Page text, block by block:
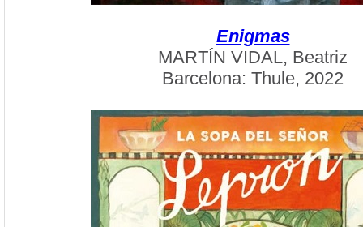
Enigmas
MARTÍN VIDAL, Beatriz
Barcelona: Thule, 2022